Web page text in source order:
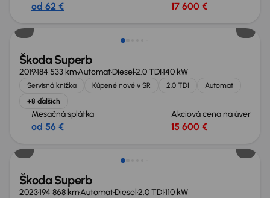
od 62 € 17 600 €
Zlacnené o 400 €
Škoda Superb
2019184 533 kmAutomatDiesel2.0 TDI140 kW
Servisná knižka Kúpené nové v SR 2.0 TDI
Automat
+8 ďalších
Mesačná splátka
od 56 €
Akciová cena na úver
15 600 €
Škoda Superb
2023194 868 kmAutomatDiesel2.0 TDI110 kW